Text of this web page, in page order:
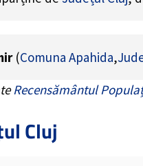
(Comuna Apahida,
Recensământul
Cluj